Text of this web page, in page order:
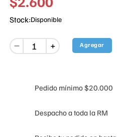
Stock:Disponible
＋
－ Agregar
Pedido mínimo $20.000
Despacho a toda la RM